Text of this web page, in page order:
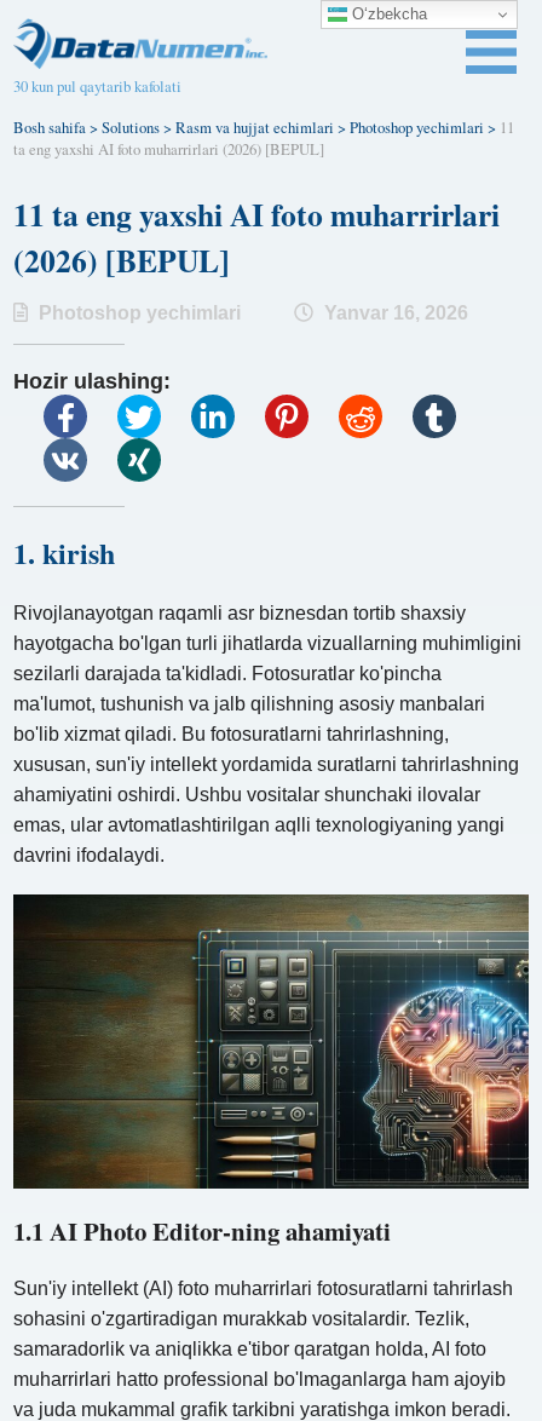
30 kun pul qaytarib kafolati
Bosh sahifa>Solutions>Rasm va hujjat echimlari >Photoshop yechimlari > 11
ta eng yaxshi AI foto muharrirlari (2026) [BEPUL]
11 ta eng yaxshi AI foto muharrirlari
(2026) [BEPUL]
Photoshop yechimlari Yanvar 16, 2026
Hozir ulashing:
1. kirish
Rivojlanayotgan raqamli asr biznesdan tortib shaxsiy
hayotgacha bo'lgan turli jihatlarda vizuallarning muhimligini
sezilarli darajada ta'kidladi. Fotosuratlar ko'pincha
ma'lumot, tushunish va jalb qilishning asosiy manbalari
bo'lib xizmat qiladi. Bu fotosuratlarni tahrirlashning,
xususan, sun'iy intellekt yordamida suratlarni tahrirlashning
ahamiyatini oshirdi. Ushbu vositalar shunchaki ilovalar
emas, ular avtomatlashtirilgan aqlli texnologiyaning yangi
davrini ifodalaydi.
1.1 AI Photo Editor-ning ahamiyati
Sun'iy intellekt (AI) foto muharrirlari fotosuratlarni tahrirlash
sohasini o'zgartiradigan murakkab vositalardir. Tezlik,
samaradorlik va aniqlikka e'tibor qaratgan holda, AI foto
muharrirlari hatto professional bo'lmaganlarga ham ajoyib
va ​​juda mukammal grafik tarkibni yaratishga imkon beradi.
O‘zbekcha